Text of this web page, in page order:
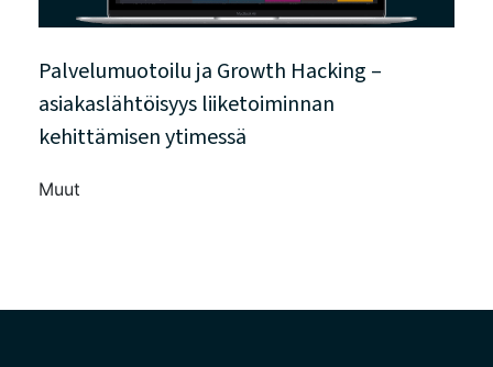
Palvelumuotoilu ja Growth Hacking –
asiakaslähtöisyys liiketoiminnan
kehittämisen ytimessä
Muut